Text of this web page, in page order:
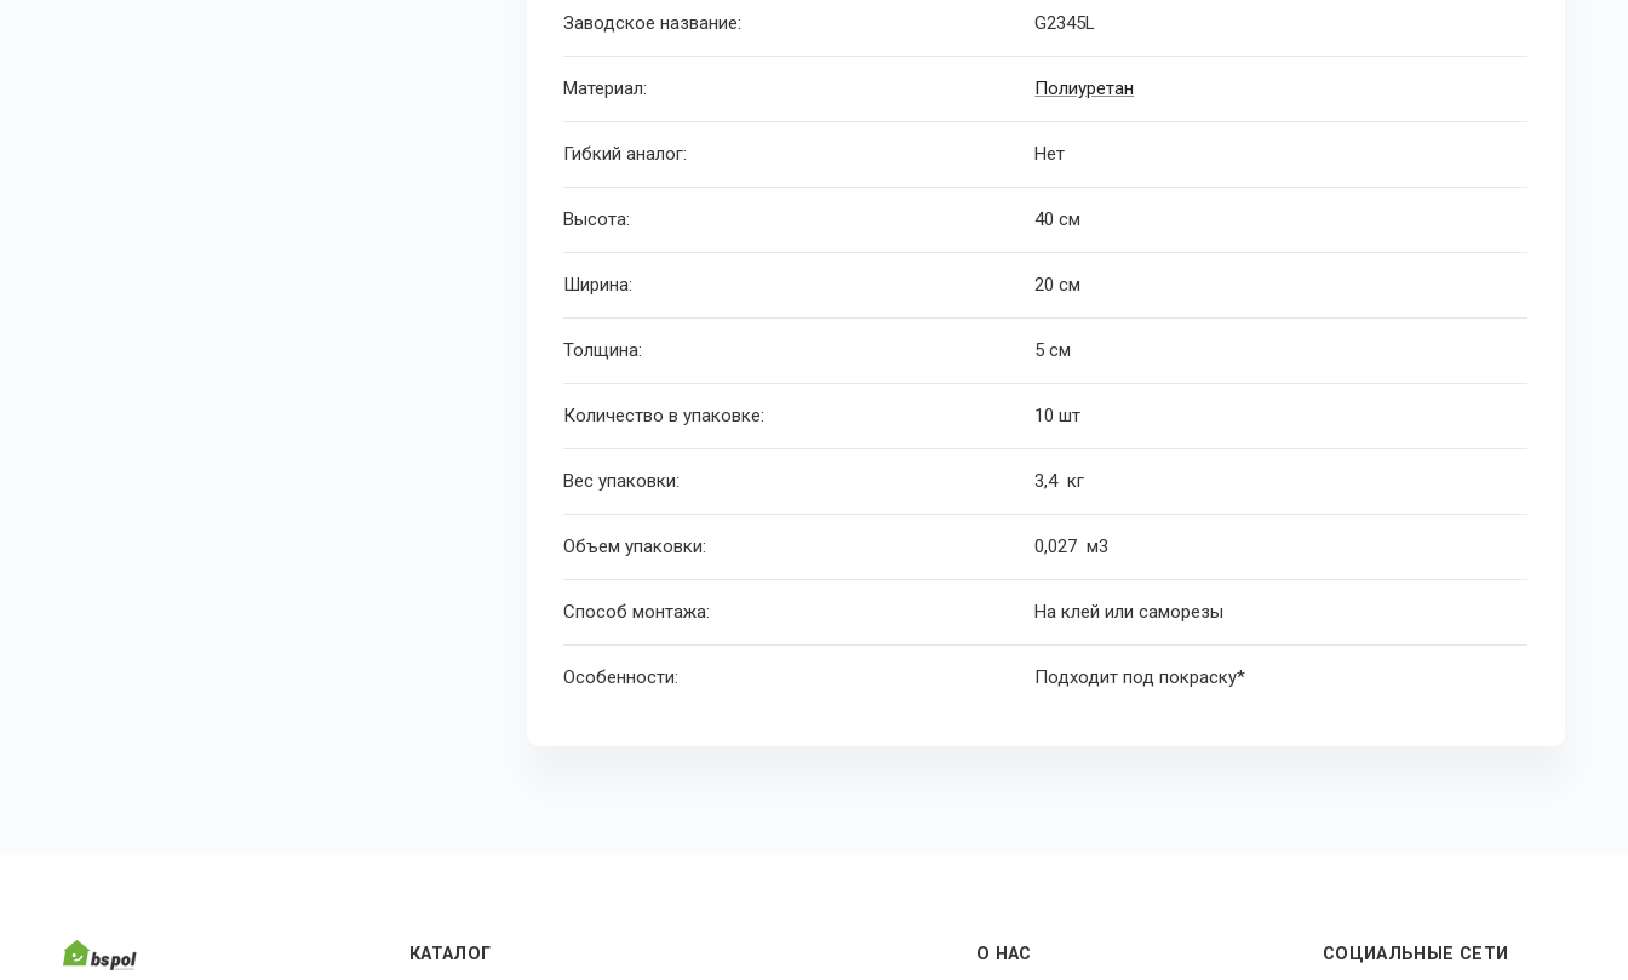
Заводское название: G2345L
Материал: Полиуретан
Гибкий аналог: Нет
Высота: 40 см
Ширина: 20 см
Толщина: 5 см
Количество в упаковке: 10 шт
Вес упаковки: 3,4 кг
Объем упаковки: 0,027 м3
Способ монтажа: На клей или саморезы
Особенности: Подходит под покраску*
КАТАЛОГ О НАС СОЦИАЛЬНЫЕ СЕТИ